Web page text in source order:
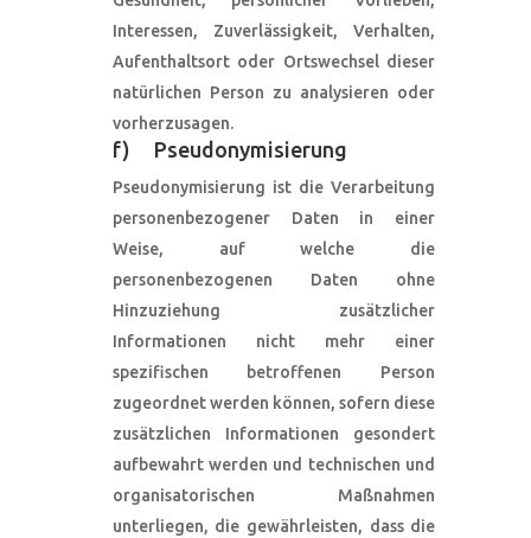
Interessen, Zuverlässigkeit, Verhalten,
Aufenthaltsort oder Ortswechsel dieser
natürlichen Person zu analysieren oder
vorherzusagen.
f) Pseudonymisierung
Pseudonymisierung ist die Verarbeitung
personenbezogener Daten in einer
Weise, auf welche die
personenbezogenen Daten ohne
Hinzuziehung zusätzlicher
Informationen nicht mehr einer
spezifischen betroffenen Person
zugeordnet werden können, sofern diese
zusätzlichen Informationen gesondert
aufbewahrt werden und technischen und
organisatorischen Maßnahmen
unterliegen, die gewährleisten, dass die